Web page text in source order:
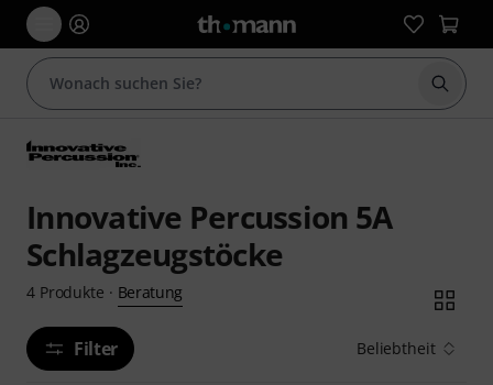
Suche
Innovative Percussion 5A
Schlagzeugstöcke
4 Produkte · Beratung
Filter Beliebtheit